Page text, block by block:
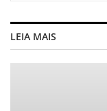
LEIA MAIS